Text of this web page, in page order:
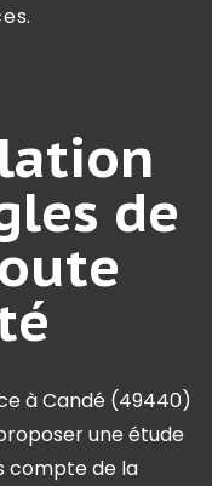
de
à Candé (49440)
une étude
compte de la